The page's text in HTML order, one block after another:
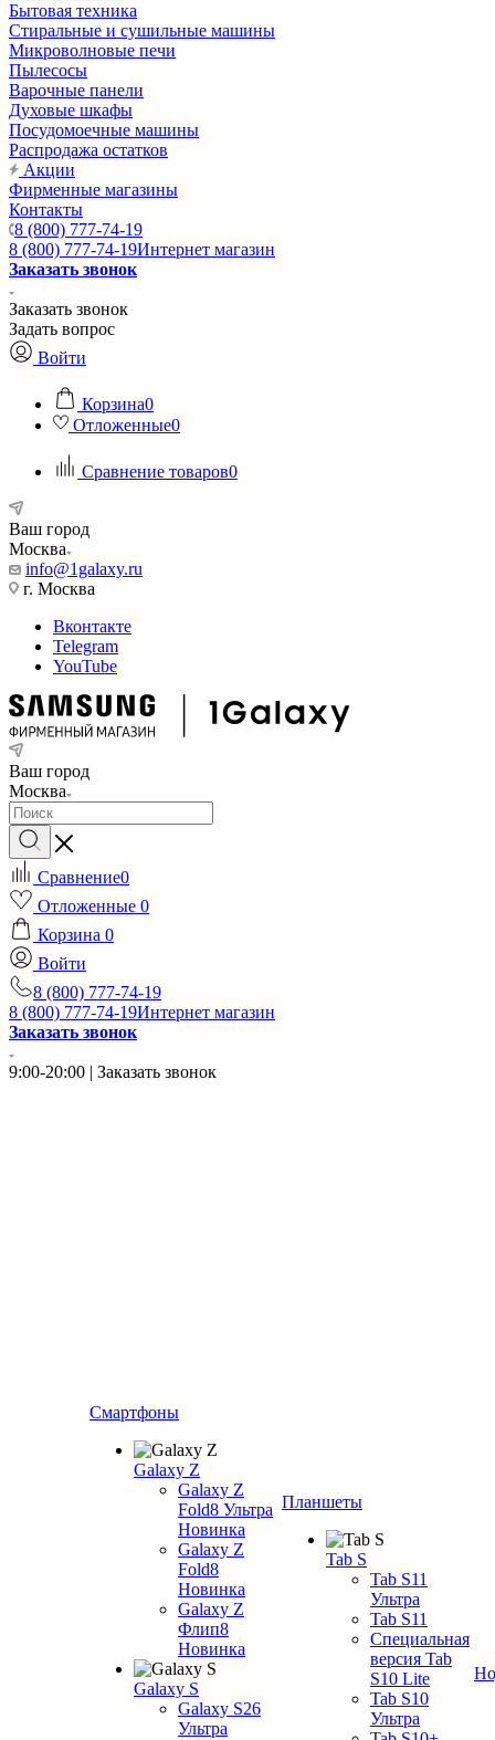
Бытовая техника
Стиральные и сушильные машины
Микроволновые печи
Пылесосы
Варочные панели
Духовые шкафы
Посудомоечные машины
Распродажа остатков
Акции
Фирменные магазины
Контакты
8 (800) 777-74-19
8 (800) 777-74-19Интернет магазин
Заказать звонок
Заказать звонок
Задать вопрос
Войти
Корзина0
Отложенные0
Сравнение товаров0
Ваш город
Москва
info@1galaxy.ru
г. Москва
Вконтакте
Telegram
YouTube
Ваш город
Москва
Сравнение0
Отложенные 0
Корзина 0
Войти
8 (800) 777-74-19
8 (800) 777-74-19Интернет магазин
Заказать звонок
9:00-20:00 | Заказать звонок
Смартфоны
Galaxy Z
Galaxy Z
Fold8 Ультра
Новинка
Galaxy Z
Fold8
Новинка
Galaxy Z
Флип8
Новинка
Galaxy S
Galaxy S26
Ультра
Планшеты
Tab S
Tab S11
Ультра
Tab S11
Специальная
версия Tab
S10 Lite
Tab S10
Ультра